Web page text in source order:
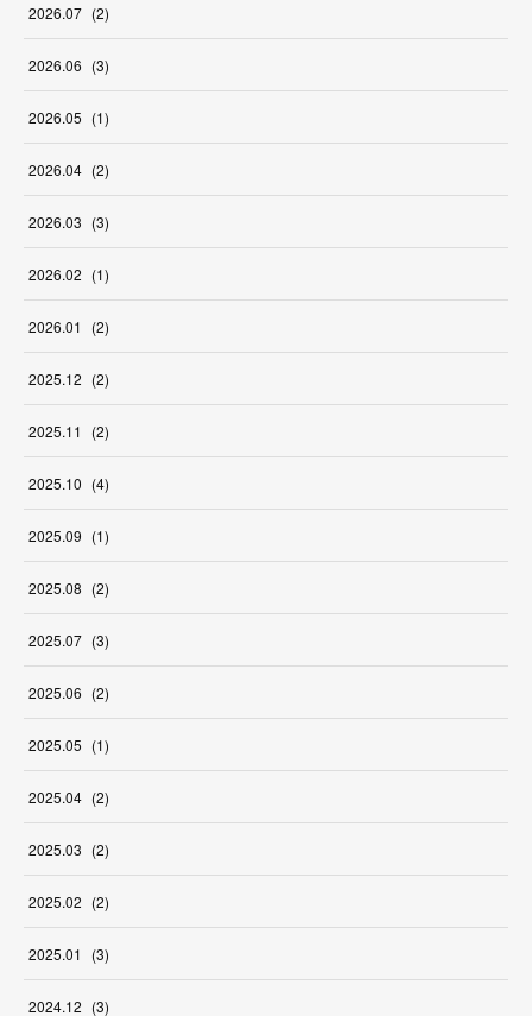
2026.07 (2)
2026.06 (3)
2026.05 (1)
2026.04 (2)
2026.03 (3)
2026.02 (1)
2026.01 (2)
2025.12 (2)
2025.11 (2)
2025.10 (4)
2025.09 (1)
2025.08 (2)
2025.07 (3)
2025.06 (2)
2025.05 (1)
2025.04 (2)
2025.03 (2)
2025.02 (2)
2025.01 (3)
2024.12 (3)